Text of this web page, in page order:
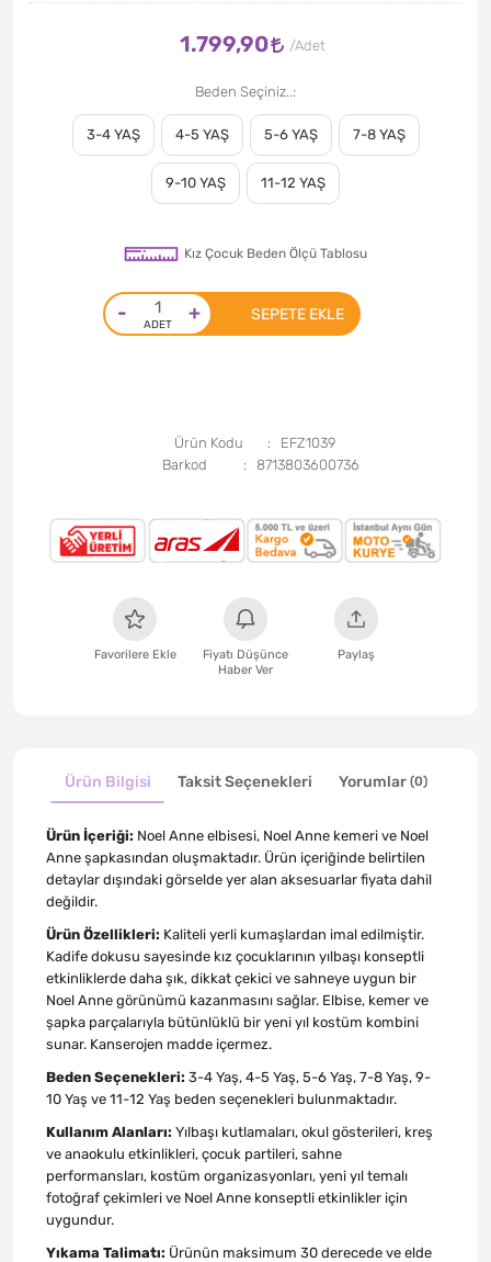
1.799,90
Beden Seçiniz..
3-4 YAŞ 4-5 YAŞ 5-6 YAŞ 7-8 YAŞ
9-10 YAŞ 11-12 YAŞ
Kız Çocuk Beden Ölçü Tablosu
- + SEPETE EKLE
Ürün Kodu
EFZ1039
Barkod
8713803600736
Favorilere Ekle
Fiyatı Düşünce
Haber Ver
Paylaş
Ürün Bilgisi Taksit Seçenekleri Yorumlar (0)
Ürün İçeriği: Noel Anne elbisesi, Noel Anne kemeri ve Noel
Anne şapkasından oluşmaktadır. Ürün içeriğinde belirtilen
detaylar dışındaki görselde yer alan aksesuarlar fiyata dahil
değildir.
Ürün Özellikleri: Kaliteli yerli kumaşlardan imal edilmiştir.
Kadife dokusu sayesinde kız çocuklarının yılbaşı konseptli
etkinliklerde daha şık, dikkat çekici ve sahneye uygun bir
Noel Anne görünümü kazanmasını sağlar. Elbise, kemer ve
şapka parçalarıyla bütünlüklü bir yeni yıl kostüm kombini
sunar. Kanserojen madde içermez.
Beden Seçenekleri: 3-4 Yaş, 4-5 Yaş, 5-6 Yaş, 7-8 Yaş, 9-
10 Yaş ve 11-12 Yaş beden seçenekleri bulunmaktadır.
Kullanım Alanları: Yılbaşı kutlamaları, okul gösterileri, kreş
ve anaokulu etkinlikleri, çocuk partileri, sahne
performansları, kostüm organizasyonları, yeni yıl temalı
fotoğraf çekimleri ve Noel Anne konseptli etkinlikler için
uygundur.
Yıkama Talimatı: Ürünün maksimum 30 derecede ve elde